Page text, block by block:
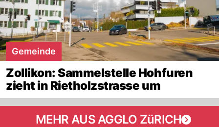
Gemeinde
Zollikon: Sammelstelle Hohfuren
zieht in Rietholzstrasse um
MEHR AUS AGGLO ZüRICH